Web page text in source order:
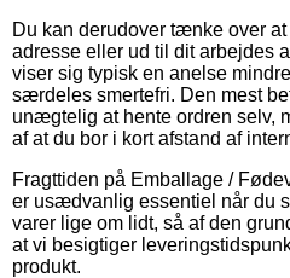
Du kan derudover tænke over
adresse eller ud til dit arbejdes
viser sig typisk en anelse
særdeles smertefri. Den mest
unægtelig at hente ordren selv,
af at du bor i kort afstand af
Fragttiden på Emballage /
er usædvanlig essentiel når du
varer lige om lidt, så af den
at vi besigtiger
produkt.